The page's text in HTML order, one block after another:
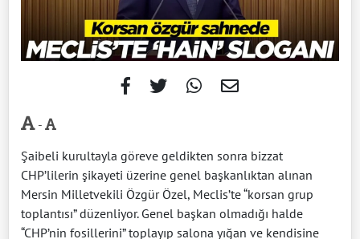
-
Şaibeli kurultayla göreve geldikten sonra bizzat
CHP’lilerin şikayeti üzerine genel başkanlıktan alınan
Mersin Milletvekili Özgür Özel, Meclis’te “korsan grup
toplantısı” düzenliyor. Genel başkan olmadığı halde
“CHP’nin fosillerini” toplayıp salona yığan ve kendisine